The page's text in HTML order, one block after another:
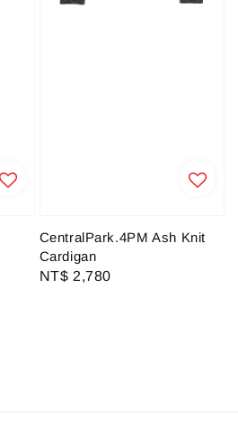
CentralPark.4PM Ash Knit
Cardigan
Regular
NT$ 2,780